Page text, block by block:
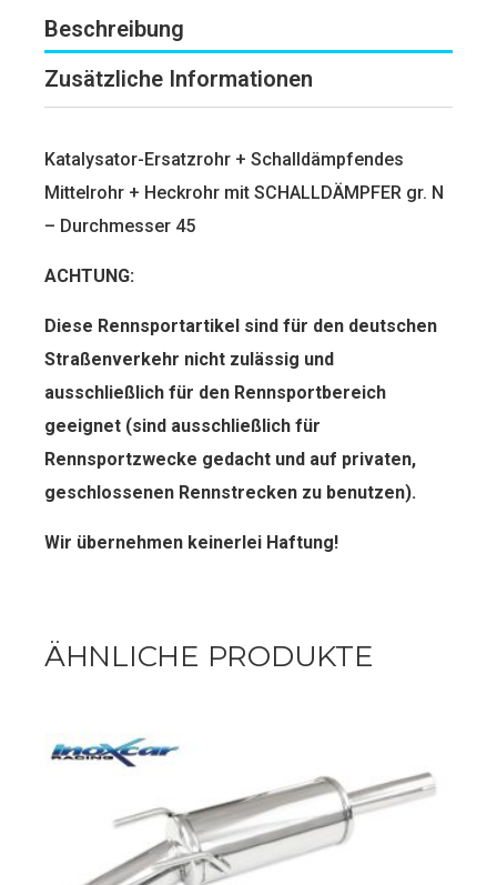
Beschreibung
Zusätzliche Informationen
Katalysator-Ersatzrohr + Schalldämpfendes
Mittelrohr + Heckrohr mit SCHALLDÄMPFER gr. N
– Durchmesser 45
ACHTUNG:
Diese Rennsportartikel sind für den deut­schen
Straßenverkehr nicht zulässig und
ausschließlich für den Rennsportbereich
geeignet (sind ausschließlich für
Rennsportzwecke gedacht und auf privaten,
geschlossenen Rennstrecken zu benutzen).
Wir übernehmen keinerlei Haftung!
ÄHNLICHE PRODUKTE